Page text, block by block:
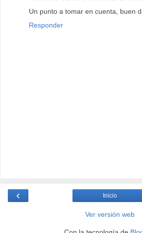
Un punto a tomar en cuenta, buen
Responder
‹ Inicio
Ver versión web